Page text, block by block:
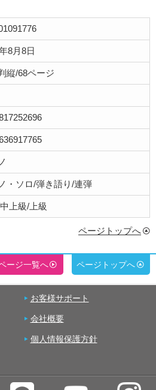
8月8日
縦/68ページ
・ソロ/弾き語り/連弾
上級/上級
ページトップへ
ージ一覧へ ページトップへ
お客様サポート
会社概要
個人情報保護方針